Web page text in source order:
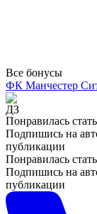
Все бонусы
ФК Манчестер
Понравилась
Подпишись на
публикации
Понравилась
Подпишись на
публикации